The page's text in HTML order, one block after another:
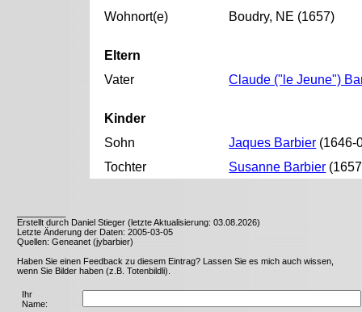
Wohnort(e)
Boudry, NE (1657)
Eltern
Vater
Claude ("le Jeune")
Kinder
Sohn
Jaques Barbier (1646-
Tochter
Susanne Barbier
Erstellt durch Daniel Stieger (letzte Aktualisierung: 03.08.2026)
Letzte Änderung der Daten: 2005-03-05
Quellen: Geneanet (jybarbier)
Haben Sie einen Feedback zu diesem Eintrag? Lassen Sie es mich auch wissen,
wenn Sie Bilder haben (z.B. Totenbildli).
Ihr
Name: